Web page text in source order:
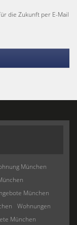
die Zukunft per E-Mail
München
München
Wohnungen
München